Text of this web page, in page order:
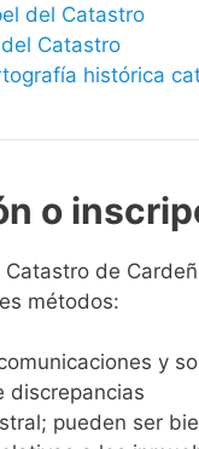
del Catastro
Catastro
histórica
o
Catastro de
métodos:
y
discrepancias
pueden ser